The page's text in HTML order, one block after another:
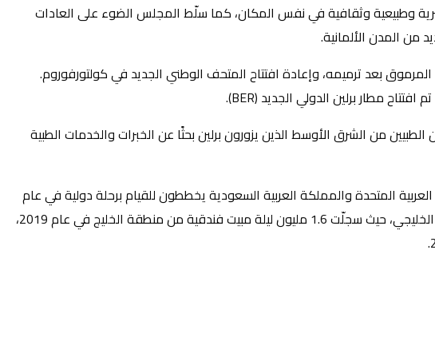
وطبيعية وثقافية في نفس المكان، كما سلّط المجلس الضوء على العادات
من المدن الألمانية.
بعد ترميمه، وإعادة افتتاح المتحف الوطني الجديد في كولتورفوروم.
(ڤيزيت برلين) مطلع عام 2020، ستفتح المدينة أبوابها للسائحين الطبيين من الشرق الأوسط الذين يزورون برلين بحثًا عن الخبرات والخدمات الطبية
المتحدة والمملكة العربية السعودية يخططون للقيام برحلة دولية في عام
2021، ولهذا فإن المجلس الوطني الألماني للسياحة كان حريص جداً على استقطاب المزيد من الزوّار من دول مجلس التعاون الخليجي، حيث سجلّت 1.6 مليون ليلة مبيت فندقية من منطقة الخليج في عام 2019،